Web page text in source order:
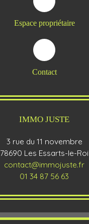
Espace propriétaire
Contact
IMMO JUSTE
3 rue du 11 novembre
78690 Les Essarts-le-Roi
contact@immojuste.fr
01 34 87 56 63